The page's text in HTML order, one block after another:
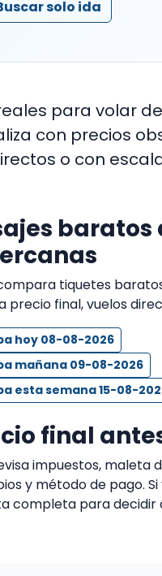
solo ida
para volar de
con precios
o con
tiquetes
precio final, vuelos
hoy 08-08-2026
mañana 09-08-2026
esta semana 15-08-
final
impuestos, maleta
y método de pago.
completa para